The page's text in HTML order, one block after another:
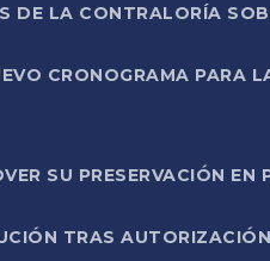
LA CONTRALORÍA
CRONOGRAMA PARA
SU PRESERVACIÓN EN
TRAS